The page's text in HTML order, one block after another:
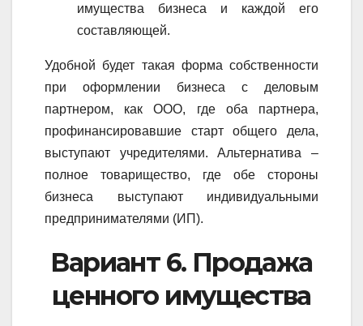
имущества бизнеса и каждой его
составляющей.
Удобной будет такая форма собственности
при оформлении бизнеса с деловым
партнером, как ООО, где оба партнера,
профинансировавшие старт общего дела,
выступают учредителями. Альтернатива –
полное товарищество, где обе стороны
бизнеса выступают индивидуальными
предпринимателями (ИП).
Вариант 6. Продажа
ценного имущества